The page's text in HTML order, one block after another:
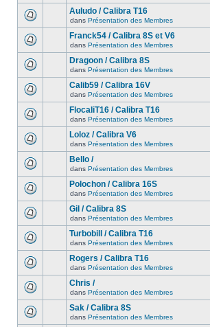
Auludo / Calibra T16
dans Présentation des Membres
Franck54 / Calibra 8S et V6
dans Présentation des Membres
Dragoon / Calibra 8S
dans Présentation des Membres
Calib59 / Calibra 16V
dans Présentation des Membres
FlocaliT16 / Calibra T16
dans Présentation des Membres
Loloz / Calibra V6
dans Présentation des Membres
Bello /
dans Présentation des Membres
Polochon / Calibra 16S
dans Présentation des Membres
Gil / Calibra 8S
dans Présentation des Membres
Turbobill / Calibra T16
dans Présentation des Membres
Rogers / Calibra T16
dans Présentation des Membres
Chris /
dans Présentation des Membres
Sak / Calibra 8S
dans Présentation des Membres